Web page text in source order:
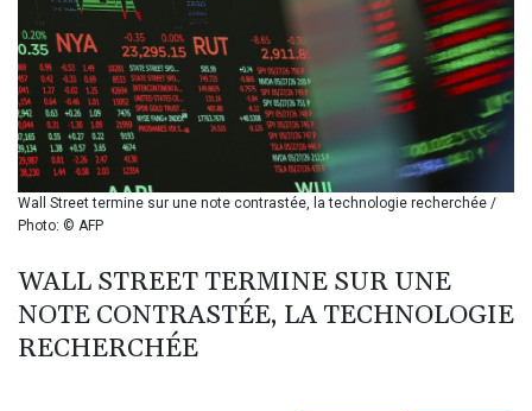
BIF 2985.079791
BMD 1
BND 1.277602
BOB 11.849673
BRL 5.083304
BSD 0.997016
BTN 94.875232
BWP 13.457596
BZD 2.00519
CDF 2262.50392
Wall Street termine sur une note contrastée, la technologie recherchée /
Photo: © AFP
WALL STREET TERMINE SUR UNE
NOTE CONTRASTÉE, LA TECHNOLOGIE
RECHERCHÉE